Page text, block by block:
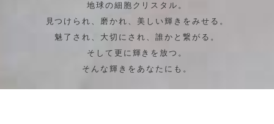
地球の細胞クリスタル。
見つけられ、磨かれ、美しい輝きをみせる。
魅了され、大切にされ、誰かと繋がる。
そして更に輝きを放つ。
そんな輝きをあなたにも。